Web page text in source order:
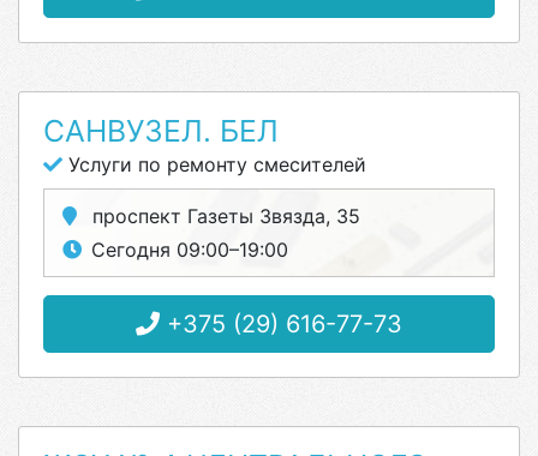
САНВУЗЕЛ. БЕЛ
Услуги по ремонту смесителей
проспект Газеты Звязда, 35
Сегодня 09:00–19:00
+375 (29) 616-77-73